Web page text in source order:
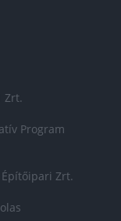
Zrt.
Program
Építőipari Zrt.